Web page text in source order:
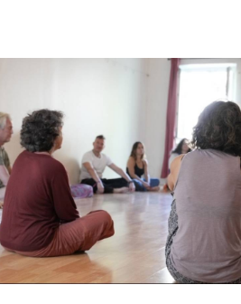
se déroule comme une vague :
d’ouverture pour se déposer
collectif en douceur
d’ancrage et de connexion à
phase de danse libre, semi-
en énergie, un moment de
progressive
relaxation sonore immersive à
gong, carillons, tambour
d’écriture intuitive